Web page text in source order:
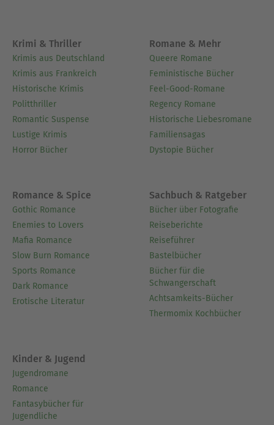
Krimi & Thriller
Krimis aus Deutschland
Krimis aus Frankreich
Historische Krimis
Politthriller
Romantic Suspense
Lustige Krimis
Horror Bücher
Romane & Mehr
Queere Romane
Feministische Bücher
Feel-Good-Romane
Regency Romane
Historische Liebesromane
Familiensagas
Dystopie Bücher
Romance & Spice
Gothic Romance
Enemies to Lovers
Mafia Romance
Slow Burn Romance
Sports Romance
Dark Romance
Erotische Literatur
Sachbuch & Ratgeber
Bücher über Fotografie
Reiseberichte
Reiseführer
Bastelbücher
Bücher für die
Schwangerschaft
Achtsamkeits-Bücher
Thermomix Kochbücher
Kinder & Jugend
Jugendromane
Romance
Fantasybücher für
Jugendliche